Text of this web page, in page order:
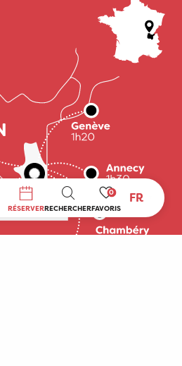
RÉSERVERRECHERCHER
RECHERCHE
0
FAVORIS
FR